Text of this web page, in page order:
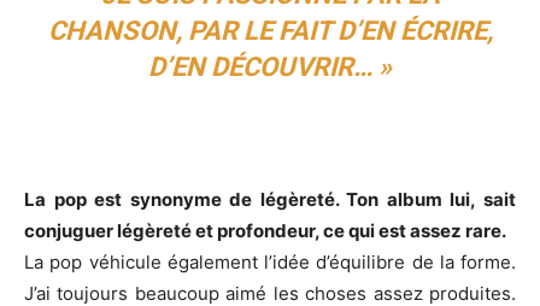
CHANSON, PAR LE FAIT D’EN ÉCRIRE,
D’EN DÉCOUVRIR… »
La pop est synonyme de légèreté. Ton album lui, sait
conjuguer légèreté et profondeur, ce qui est assez rare.
La pop véhicule également l’idée d’équilibre de la forme.
J’ai toujours beaucoup aimé les choses assez produites.